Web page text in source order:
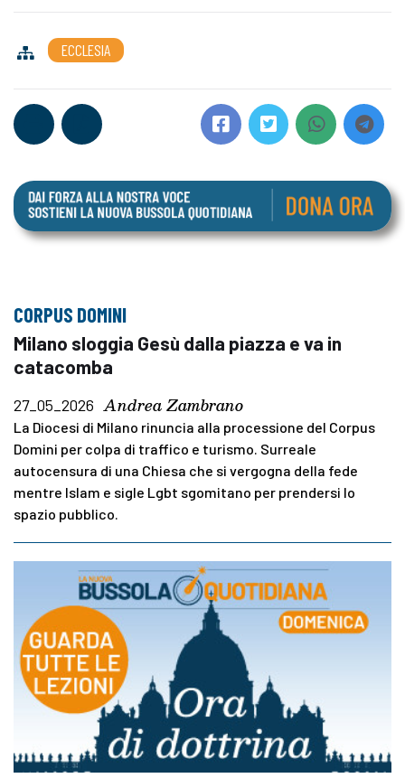
ECCLESIA
CORPUS DOMINI
Milano sloggia Gesù dalla piazza e va in
catacomba
27_05_2026 Andrea Zambrano
La Diocesi di Milano rinuncia alla processione del Corpus
Domini per colpa di traffico e turismo. Surreale
autocensura di una Chiesa che si vergogna della fede
mentre Islam e sigle Lgbt sgomitano per prendersi lo
spazio pubblico.